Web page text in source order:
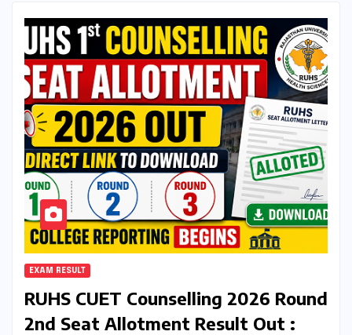
EXAM RESULT
RUHS CUET Counselling 2026 Round
2nd Seat Allotment Result Out :